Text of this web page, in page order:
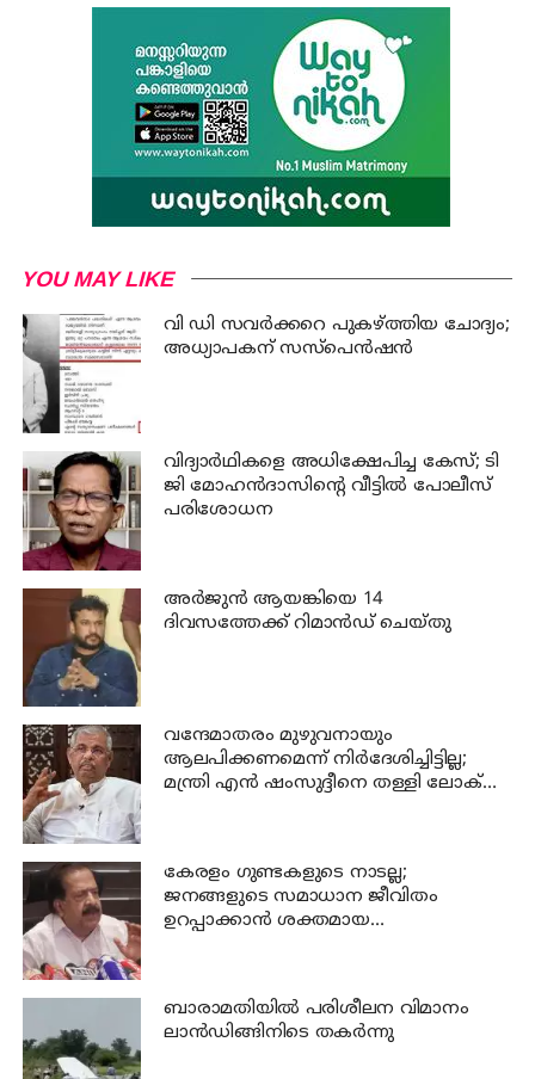
YOU MAY LIKE
വി ഡി സവര്‍ക്കറെ പുകഴ്ത്തിയ ചോദ്യം;
അധ്യാപകന് സസ്പെന്‍ഷന്‍
വിദ്യാര്‍ഥികളെ അധിക്ഷേപിച്ച കേസ്; ടി
ജി മോഹന്‍ദാസിന്റെ വീട്ടില്‍ പോലീസ്
പരിശോധന
അര്‍ജുന്‍ ആയങ്കിയെ 14
ദിവസത്തേക്ക് റിമാൻഡ് ചെയ്തു
വന്ദേമാതരം മുഴുവനായും
ആലപിക്കണമെന്ന് നിര്‍ദേശിച്ചിട്ടില്ല;
മന്ത്രി എന്‍ ഷംസുദ്ദീനെ തള്ളി ലോക്
കേരളം ഗുണ്ടകളുടെ നാടല്ല;
ജനങ്ങളുടെ സമാധാന ജീവിതം
ഉറപ്പാക്കാന്‍ ശക്തമായ
ബാരാമതിയില്‍ പരിശീലന വിമാനം
ലാന്‍ഡിങ്ങിനിടെ തകര്‍ന്നു